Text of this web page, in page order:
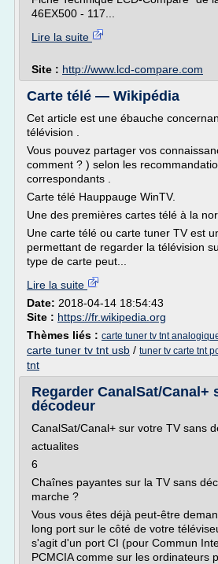
46EX500 - 117...
Lire la suite
Site : http://www.lcd-compare.com
Carte télé — Wikipédia
Cet article est une ébauche
télévision .
Vous pouvez partager vos
comment ? ) selon les
correspondants .
Carte télé Hauppauge WinTV.
Une des premières cartes télé à la
Une carte télé ou carte tuner TV est
permettant de regarder la télévision
type de carte peut...
Lire la suite
Date: 2018-04-14 18:54:43
Site : https://fr.wikipedia.org
Thèmes liés : carte tuner tv tnt
carte tuner tv tnt usb / tuner tv carte tnt
tnt
Regarder CanalSat/Canal+
décodeur
CanalSat/Canal+ sur votre TV sans
actualites
6
Chaînes payantes sur la TV sans
marche ?
Vous vous êtes déjà peut-être
long port sur le côté de votre
s'agit d'un port CI (pour Commun
PCMCIA comme sur les ordinateurs